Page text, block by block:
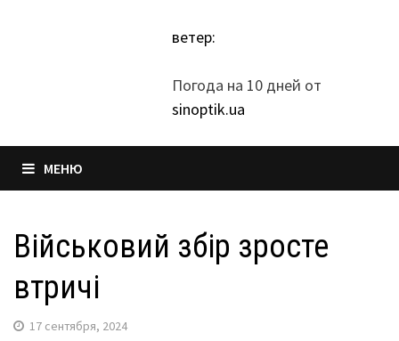
ветер:
Погода на 10 дней от
sinoptik.ua
МЕНЮ
Військовий збір зросте
втричі
17 сентября, 2024